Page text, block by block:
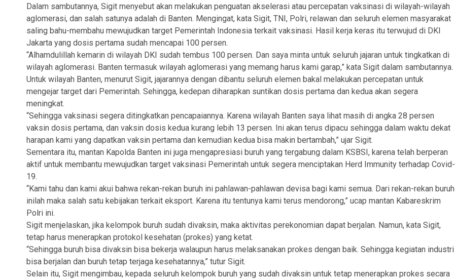
Dalam sambutannya, Sigit menyebut akan melakukan penguatan akselerasi atau percepatan vaksinasi di wilayah-wilayah
aglomerasi, dan salah satunya adalah di Banten. Mengingat, kata Sigit, TNI, Polri, relawan dan seluruh elemen masyarakat
saling bahu-membahu mewujudkan target Pemerintah Indonesia terkait vaksinasi. Hasil kerja keras itu terwujud di DKI
Jakarta yang dosis pertama sudah mencapai 100 persen.
“Alhamdulillah kemarin di wilayah DKI sudah tembus 100 persen. Dan saya minta untuk seluruh jajaran untuk tingkatkan di
wilayah aglomerasi. Banten termasuk wilayah aglomerasi yang memang harus kami garap,” kata Sigit dalam sambutannya.
Untuk wilayah Banten, menurut Sigit, jajarannya dengan dibantu seluruh elemen bakal melakukan percepatan untuk
mengejar target dari Pemerintah. Sehingga, kedepan diharapkan suntikan dosis pertama dan kedua akan segera
meningkat.
“Sehingga vaksinasi segera ditingkatkan pencapaiannya. Karena wilayah Banten saya lihat masih di angka 28 persen
vaksin dosis pertama, dan vaksin dosis kedua kurang lebih 13 persen. Ini akan terus dipacu sehingga dalam waktu dekat
harapan kami yang dapatkan vaksin pertama dan kemudian kedua bisa makin bertambah,” ujar Sigit.
Sementara itu, mantan Kapolda Banten ini juga mengapresiasi buruh yang tergabung dalam KSBSI, karena telah berperan
aktif untuk membantu mewujudkan target vaksinasi Pemerintah untuk segera menciptakan Herd Immunity terhadap Covid-
19.
“Kami tahu dan kami akui bahwa rekan-rekan buruh ini pahlawan-pahlawan devisa bagi kami semua. Dari rekan-rekan buruh
inilah maka salah satu kebijakan terkait eksport. Karena itu tentunya kami terus mendorong,” ucap mantan Kabareskrim
Polri ini.
Sigit menjelaskan, jika kelompok buruh sudah divaksin, maka aktivitas perekonomian dapat berjalan. Namun, kata Sigit,
tetap harus menerapkan protokol kesehatan (prokes) yang ketat.
“Sehingga buruh bisa divaksin bisa bekerja walaupun harus melaksanakan prokes dengan baik. Sehingga kegiatan industri
bisa berjalan dan buruh tetap terjaga kesehatannya,” tutur Sigit.
Selain itu, Sigit mengimbau, kepada seluruh kelompok buruh yang sudah divaksin untuk tetap menerapkan prokes secara